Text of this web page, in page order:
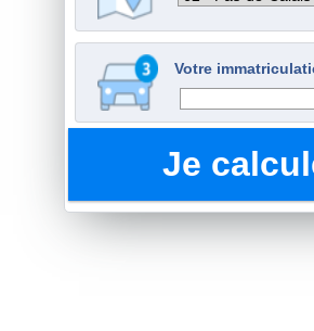
Votre